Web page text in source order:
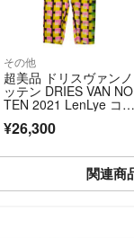
その他
超美品 ドリスヴァンノ
ッテン DRIES VAN NO
TEN 2021 LenLye コラ
柄 テーパード パン
ス
¥26,300
関連商